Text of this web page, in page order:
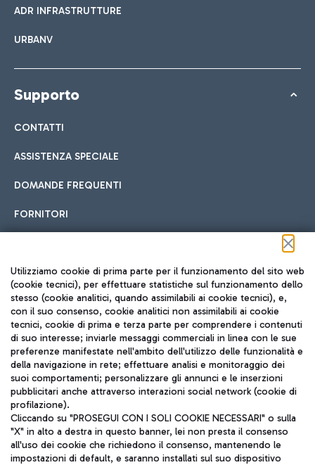
ADR INFRASTRUTTURE
URBANV
Supporto
CONTATTI
ASSISTENZA SPECIALE
DOMANDE FREQUENTI
FORNITORI
Seguici sui social
TRAVEL JOURNAL
ITA
Utilizziamo cookie di prima parte per il funzionamento del sito web
(cookie tecnici), per effettuare statistiche sul funzionamento dello
stesso (cookie analitici, quando assimilabili ai cookie tecnici), e,
con il suo consenso, cookie analitici non assimilabili ai cookie
tecnici, cookie di prima e terza parte per comprendere i contenuti
di suo interesse; inviarle messaggi commerciali in linea con le sue
preferenze manifestate nell'ambito dell'utilizzo delle funzionalità e
della navigazione in rete; effettuare analisi e monitoraggio dei
suoi comportamenti; personalizzare gli annunci e le inserzioni
pubblicitari anche attraverso interazioni social network (cookie di
profilazione).
Cliccando su "PROSEGUI CON I SOLI COOKIE NECESSARI" o sulla
"X" in alto a destra in questo banner, lei non presta il consenso
all'uso dei cookie che richiedono il consenso, mantenendo le
impostazioni di default, e saranno installati sul suo dispositivo